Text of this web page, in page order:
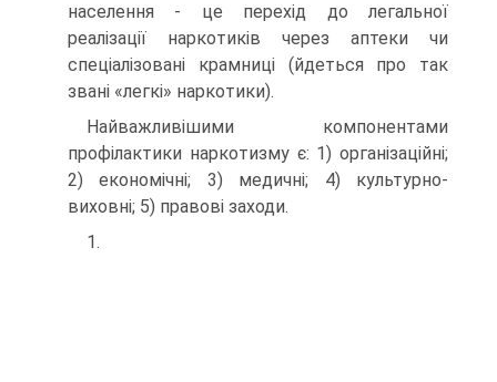
населення - це перехід до легальної
реалізації наркотиків через аптеки чи
спеціалізовані крамниці (йдеться про так
звані «легкі» наркотики).
Найважливішими компонентами
профілактики наркотизму є: 1) організаційні;
2) економічні; 3) медичні; 4) культурно-
виховні; 5) правові заходи.
1.